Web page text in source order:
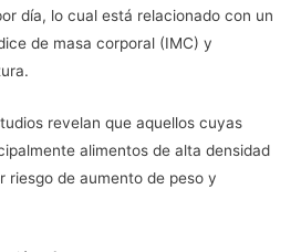
día, lo cual está relacionado con un
de masa corporal (IMC) y
revelan que aquellos cuyas
alimentos de alta densidad
riesgo de aumento de peso y